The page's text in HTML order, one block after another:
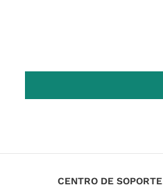
CENTRO DE SOPORTE